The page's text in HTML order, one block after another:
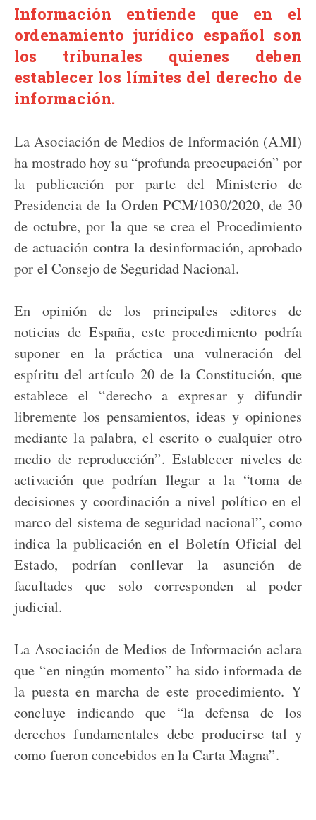
Información entiende que en el
ordenamiento jurídico español son
los tribunales quienes deben
establecer los límites del derecho de
información.
La Asociación de Medios de Información (AMI)
ha mostrado hoy su “profunda preocupación” por
la publicación por parte del Ministerio de
Presidencia de la Orden PCM/1030/2020, de 30
de octubre, por la que se crea el Procedimiento
de actuación contra la desinformación, aprobado
por el Consejo de Seguridad Nacional.
En opinión de los principales editores de
noticias de España, este procedimiento podría
suponer en la práctica una vulneración del
espíritu del artículo 20 de la Constitución, que
establece el “derecho a expresar y difundir
libremente los pensamientos, ideas y opiniones
mediante la palabra, el escrito o cualquier otro
medio de reproducción”. Establecer niveles de
activación que podrían llegar a la “toma de
decisiones y coordinación a nivel político en el
marco del sistema de seguridad nacional”, como
indica la publicación en el Boletín Oficial del
Estado, podrían conllevar la asunción de
facultades que solo corresponden al poder
judicial.
La Asociación de Medios de Información aclara
que “en ningún momento” ha sido informada de
la puesta en marcha de este procedimiento. Y
concluye indicando que “la defensa de los
derechos fundamentales debe producirse tal y
como fueron concebidos en la Carta Magna”.